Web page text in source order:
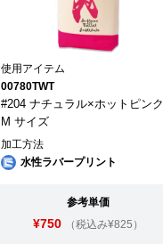
使用アイテム
00780TWT
#204 ナチュラル×ホットピンク
M サイズ
加工方法
水性ラバープリント
参考単価
¥750 （税込み¥825）